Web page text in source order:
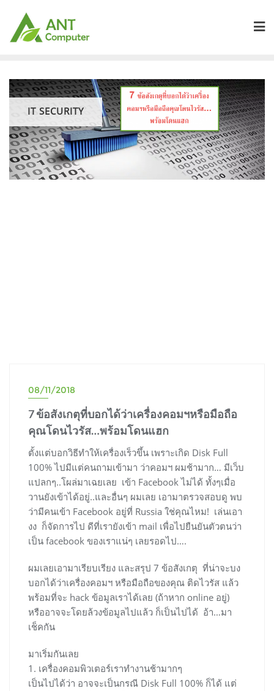
content
IT SECURITY
08/11/2018
7 ข้อสังเกตุที่บอกได้ว่าเครื่องคอมฯหรือมือถือ
คุณโดนไวรัส…พร้อมโดนแฮก
ตั้งแต่บอกวิธีทำให้เครื่องเร็วขึ้น เพราะเกิด Disk Full
100% ไปมีแต่คนถามเข้ามา ว่าคอมฯ ผมช้ามาก… มีเว็บ
แปลกๆ..โผล่มาเฉยเลย เข้า Facebook ไม่ได้ ทั้งๆเมื่อ
วานยังเข้าได้อยู่..และอื่นๆ ผมเลย เอามาตรวจสอบดู พบ
ว่ามีคนเข้า Facebook อยู่ที่ Russia ใช่คุณไหม! เล่นเอา
งง ก็จัดการไป ดีที่เรายังเข้า mail เพื่อไปยืนยันตัวตนว่า
เป็น facebook ของเราแน่ๆ เลยรอดไป….
ผมเลยเอามาเรียบเรียง และสรุป 7 ข้อสังเกตุ ที่น่าจะบง
บอกได้ว่าเครื่องคอมฯ หรือมือถือของคุณ ติดไวรัส แล้ว
พร้อมที่จะ hack ข้อมูลเราได้เลย (ถ้าหาก online อยู่)
หรืออาจจะโดยล้วงข้อมูลไปแล้ว ก็เป็นไปได้ อ้า…มา
เช็คกัน
มาเริ่มกันเลย
1. เครื่องคอมพิวเตอร์เราทำงานช้ามากๆ
เป็นไปได้ว่า อาจจะเป็นกรณี Disk Full 100% ก็ได้ แต่